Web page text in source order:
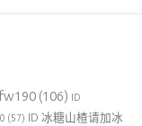
(106) ID
(57) ID 冰糖山楂请加冰